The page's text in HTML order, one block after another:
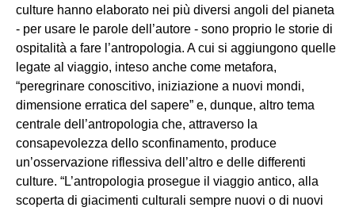
culture hanno elaborato nei più diversi angoli del pianeta
- per usare le parole dell’autore - sono proprio le storie di
ospitalità a fare l’antropologia. A cui si aggiungono quelle
legate al viaggio, inteso anche come metafora,
“peregrinare conoscitivo, iniziazione a nuovi mondi,
dimensione erratica del sapere” e, dunque, altro tema
centrale dell’antropologia che, attraverso la
consapevolezza dello sconfinamento, produce
un’osservazione riflessiva dell’altro e delle differenti
culture. “L’antropologia prosegue il viaggio antico, alla
scoperta di giacimenti culturali sempre nuovi o di nuovi